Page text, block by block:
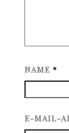
NAME *
E-MAIL-